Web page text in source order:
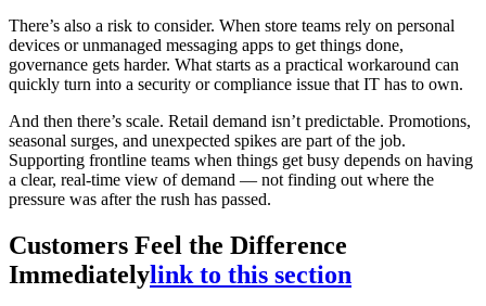
There’s also a risk to consider. When store teams rely on personal
devices or unmanaged messaging apps to get things done,
governance gets harder. What starts as a practical workaround can
quickly turn into a security or compliance issue that IT has to own.
And then there’s scale. Retail demand isn’t predictable. Promotions,
seasonal surges, and unexpected spikes are part of the job.
Supporting frontline teams when things get busy depends on having
a clear, real-time view of demand — not finding out where the
pressure was after the rush has passed.
Customers Feel the Difference
Immediatelylink to this section